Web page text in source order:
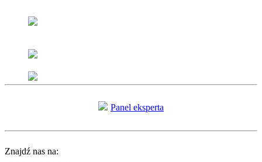
Panel eksperta
Znajdź nas na: